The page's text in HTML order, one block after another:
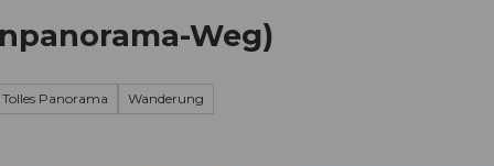
Weg)
Tolles Panorama Wanderung